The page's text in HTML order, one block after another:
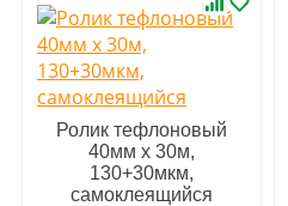
Ролик тефлоновый
40мм х 30м,
130+30мкм,
самоклеящийся